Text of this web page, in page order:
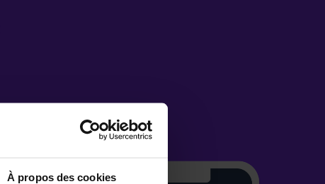
À propos des cookies